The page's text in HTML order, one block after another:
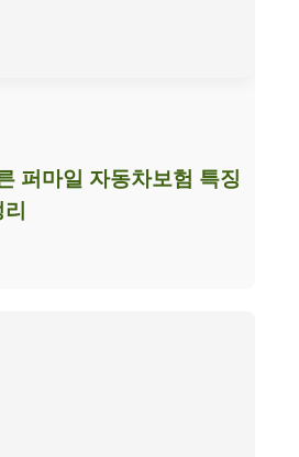
퍼마일 자동차보험 특징